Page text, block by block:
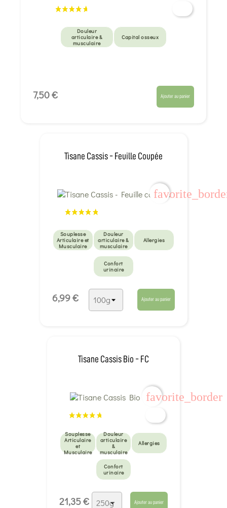
Douleur
articulaire &
musculaire
Capital osseux
7,50 € Ajouter au panier
Tisane Cassis - Feuille Coupée
Souplesse
Articulaire et
Musculaire
Douleur
articulaire &
musculaire
Allergies
Confort
urinaire
6,99 € Ajouter au panier
Tisane Cassis Bio - FC
Souplesse
Articulaire
et
Musculaire
Douleur
articulaire
&
musculaire
Allergies
Confort
urinaire
21,35 € Ajouter au panier
favorite_border